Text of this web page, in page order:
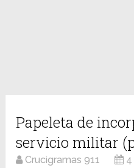
Papeleta de
servicio militar
Crucigramas 911 4